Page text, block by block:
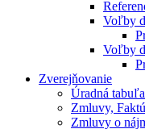
Voľby
Voľby
Zverejňovanie
Úradná tabuľa
Zmluvy,
Zmluvy o